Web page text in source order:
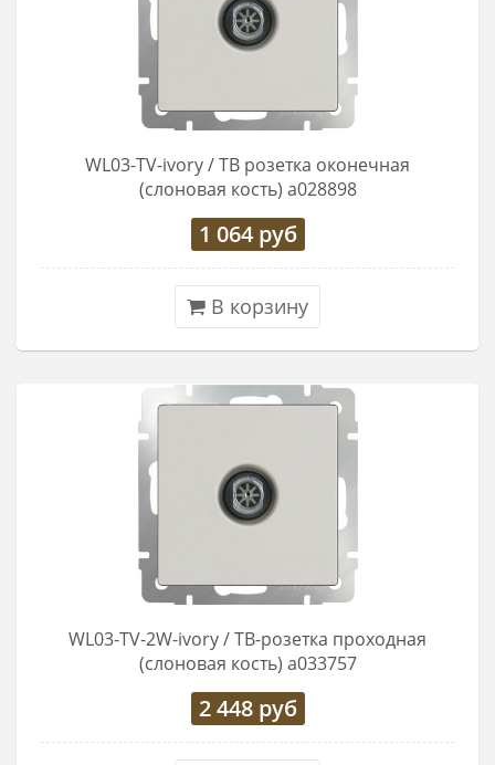
WL03-TV-ivory / ТВ розетка оконечная
(слоновая кость) a028898
1 064руб
В корзину
WL03-TV-2W-ivory / ТВ-розетка проходная
(слоновая кость) a033757
2 448руб